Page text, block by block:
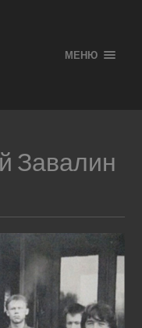
МЕНЮ
Завалин